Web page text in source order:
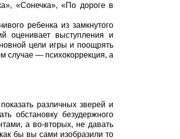
«Сонечка», «По дороге в
ребенка из замкнутого
оценивает выступления и
цели игры и поощрять
случае — психокоррекция, а
различных зверей и
обстановку безудержного
а во-вторых, не давать
бы вы сами изобразили то